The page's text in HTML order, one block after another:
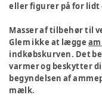
eller figurer på for lidt
Masser af tilbehør til
Glem ikke at lægge
indkøbskurven. Det
varmer og beskytter
begyndelsen af
mælk.